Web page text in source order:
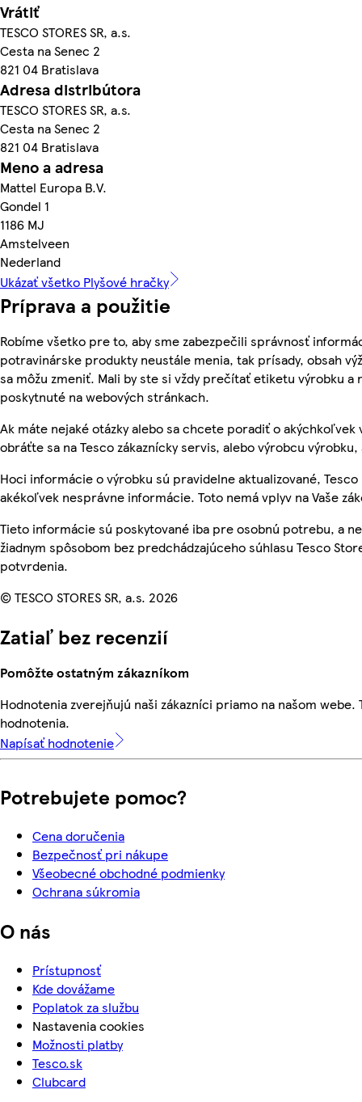
Vrátiť
TESCO STORES SR, a.s.
Cesta na Senec 2
821 04 Bratislava
Adresa distribútora
TESCO STORES SR, a.s.
Cesta na Senec 2
821 04 Bratislava
Meno a adresa
Mattel Europa B.V.
Gondel 1
1186 MJ
Amstelveen
Nederland
Ukázať všetko Plyšové hračky
Príprava a použitie
Robíme všetko pre to, aby sme zabezpečili správnosť
potravinárske produkty neustále menia, tak prísady, obsah
sa môžu zmeniť. Mali by ste si vždy prečítať etiketu výrobku
poskytnuté na webových stránkach.
Ak máte nejaké otázky alebo sa chcete poradiť o akýchkoľvek
obráťte sa na Tesco zákaznícky servis, alebo výrobcu
Hoci informácie o výrobku sú pravidelne aktualizované,
akékoľvek nesprávne informácie. Toto nemá vplyv na Vaše
Tieto informácie sú poskytované iba pre osobnú potrebu, a
žiadnym spôsobom bez predchádzajúceho súhlasu Tesco
potvrdenia.
© TESCO STORES SR, a.s. 2026
Zatiaľ bez recenzií
Pomôžte ostatným zákazníkom
Hodnotenia zverejňujú naši zákazníci priamo na našom
hodnotenia.
Napísať hodnotenie
Potrebujete pomoc?
Cena doručenia
Bezpečnosť pri nákupe
Všeobecné obchodné podmienky
Ochrana súkromia
O nás
Prístupnosť
Kde dovážame
Poplatok za službu
Nastavenia cookies
Možnosti platby
Tesco.sk
Clubcard